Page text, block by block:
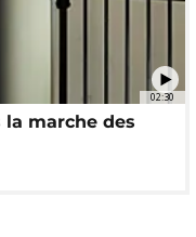
02:30
la marche des